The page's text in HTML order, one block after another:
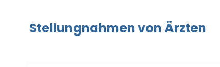
Stellungnahmen von Ärzten